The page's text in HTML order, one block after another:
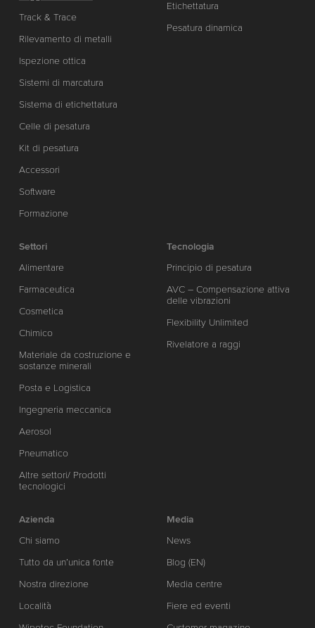
Track & Trace
Rilevamento di metalli
Ispezione ottica
Sistemi di marcatura
Sistema di etichettatura
Celle di pesatura
Kit di pesatura
Accessori
Software
Formazione
Etichettatura
Pesatura dinamica
Settori
Alimentare
Farmaceutica
Cosmetica
Chimico
Materiale da costruzione e
sostanze minerali
Posta e Logistica
Ingegneria meccanica
Aerosol
Pneumatico
Altre settori/ Prodotti
tecnologici
Tecnologia
Principio di pesatura
AVC – Compensazione attiva
delle vibrazioni
Flexibility Unlimited
Rivelatore a raggi
Azienda
Chi siamo
Tutto da un’unica fonte
Nostra direzione
Località
Media
News
Blog (EN)
Media centre
Fiere ed eventi